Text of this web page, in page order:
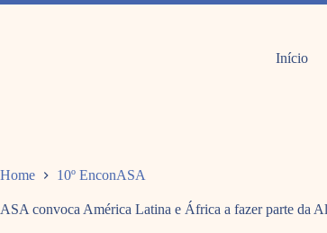
Pular
Início
Home 10º EnconASA
ASA convoca América Latina e África a fazer parte da